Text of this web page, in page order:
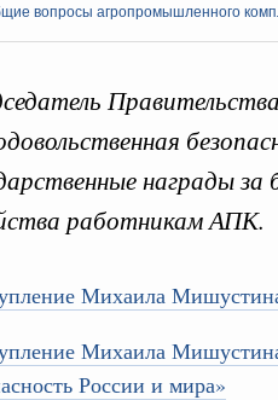
вопросы агропромышленного
награды за
работникам АПК.
Михаила
Михаила Мишустина
России и мира»
в сфере строительства
130
построено под
проект «Инфраструктура для
200